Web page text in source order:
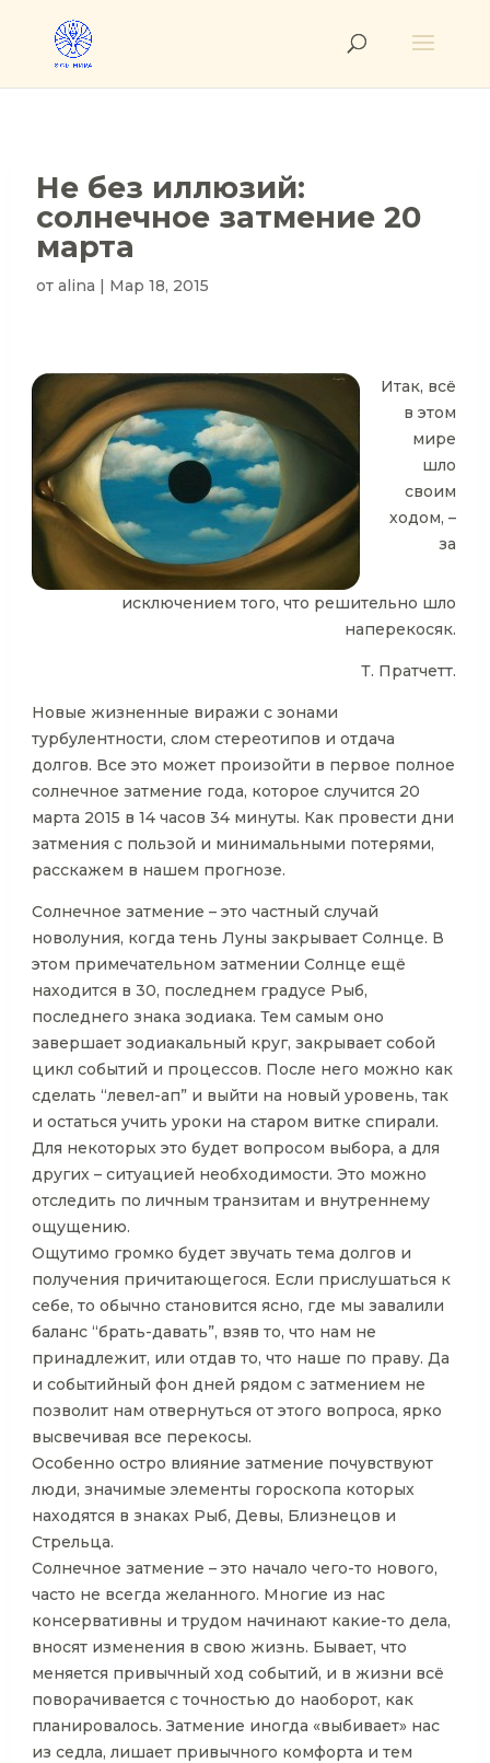
Не без иллюзий:
солнечное затмение 20
марта
от alina | Мар 18, 2015
Итак, всё
в этом
мире
шло
своим
ходом, –
за
исключением того, что решительно шло
наперекосяк.
Т. Пратчетт.
Новые жизненные виражи с зонами
турбулентности, слом стереотипов и отдача
долгов. Все это может произойти в первое полное
солнечное затмение года, которое случится 20
марта 2015 в 14 часов 34 минуты. Как провести дни
затмения с пользой и минимальными потерями,
расскажем в нашем прогнозе.
Солнечное затмение – это частный случай
новолуния, когда тень Луны закрывает Солнце. В
этом примечательном затмении Солнце ещё
находится в 30, последнем градусе Рыб,
последнего знака зодиака. Тем самым оно
завершает зодиакальный круг, закрывает собой
цикл событий и процессов. После него можно как
сделать “левел-ап” и выйти на новый уровень, так
и остаться учить уроки на старом витке спирали.
Для некоторых это будет вопросом выбора, а для
других – ситуацией необходимости. Это можно
отследить по личным транзитам и внутреннему
ощущению.
Ощутимо громко будет звучать тема долгов и
получения причитающегося. Если прислушаться к
себе, то обычно становится ясно, где мы завалили
баланс “брать-давать”, взяв то, что нам не
принадлежит, или отдав то, что наше по праву. Да
и событийный фон дней рядом с затмением не
позволит нам отвернуться от этого вопроса, ярко
высвечивая все перекосы.
Особенно остро влияние затмение почувствуют
люди, значимые элементы гороскопа которых
находятся в знаках Рыб, Девы, Близнецов и
Стрельца.
Солнечное затмение – это начало чего-то нового,
часто не всегда желанного. Многие из нас
консервативны и трудом начинают какие-то дела,
вносят изменения в свою жизнь. Бывает, что
меняется привычный ход событий, и в жизни всё
поворачивается с точностью до наоборот, как
планировалось. Затмение иногда «выбивает» нас
из седла, лишает привычного комфорта и тем